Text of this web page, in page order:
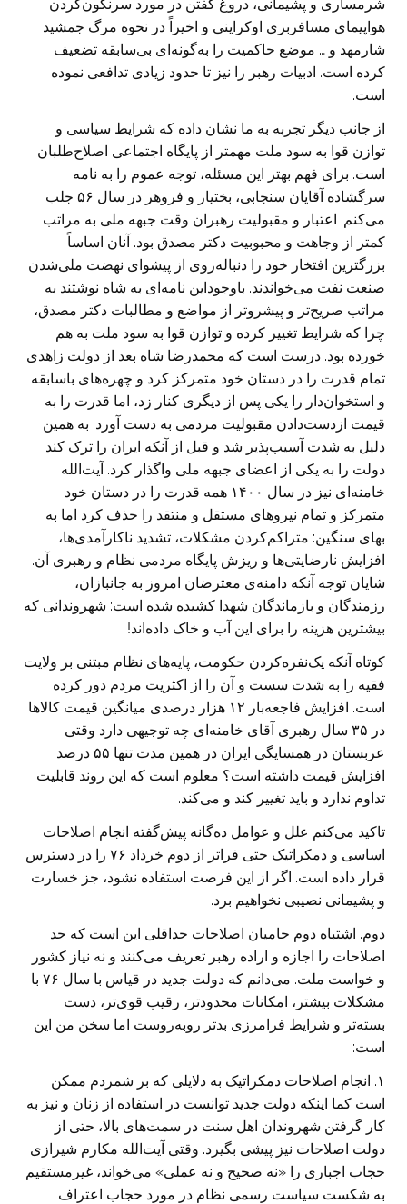
شرمساری و پشیمانی، دروغ گفتن در مورد سرنگون‌کردن
هواپیمای مسافربری اوکراینی و اخیراً در نحوه مرگ جمشید
شارمهد و … موضع حاکمیت را به‌گونه‌ای بی‌سابقه تضعیف
کرده است. ادبیات رهبر را نیز تا حدود زیادی تدافعی نموده
است.
از جانب دیگر تجربه به ما نشان داده که شرایط سیاسی و
توازن قوا به سود ملت مهمتر از پایگاه اجتماعی اصلاح‌طلبان
است. برای فهم بهتر این مسئله، توجه عموم را به نامه
سرگشاده آقایان سنجابی، بختیار و فروهر در سال ۵۶ جلب
می‌کنم. اعتبار و مقبولیت رهبران وقت جبهه ملی به مراتب
کمتر از وجاهت و محبوبیت دکتر مصدق بود. آنان اساساً
بزرگترین افتخار خود را دنباله‌روی از پیشوای نهضت ملی‌شدن
صنعت نفت می‌خواندند. باوجوداین نامه‌ای به شاه نوشتند به
مراتب صریح‌تر و پیشروتر از مواضع و مطالبات دکتر مصدق،
چرا که شرایط تغییر کرده و توازن قوا به سود ملت به هم
خورده بود. درست است که محمدرضا شاه بعد از دولت زاهدی
تمام قدرت را در دستان خود متمرکز کرد و چهره‌های باسابقه
و استخوان‌دار را یکی پس از دیگری کنار زد، اما قدرت را به
قیمت ازدست‌دادن مقبولیت مردمی به دست آورد. به همین
دلیل به شدت آسیب‌پذیر شد و قبل از آنکه ایران را ترک کند
دولت را به یکی از اعضای جبهه ملی واگذار کرد. آیت‌الله
خامنه‌ای نیز در سال ۱۴۰۰ همه قدرت را در دستان خود
متمرکز و تمام نیروهای مستقل و منتقد را حذف کرد اما به
بهای سنگین: متراکم‌کردن مشکلات، تشدید ناکارآمدی‌ها،
افزایش نارضایتی‌ها و ریزش پایگاه مردمی نظام و رهبری آن.
شایان توجه آنکه دامنه‌ی معترضان امروز به جانبازان،
رزمندگان و بازماندگان شهدا کشیده شده است: شهروندانی که
بیشترین هزینه را برای این آب و خاک داده‌اند!
کوتاه آنکه یک‌نفره‌کردن حکومت، پایه‌های نظام مبتنی بر ولایت
فقیه را به شدت سست و آن را از اکثریت مردم دور کرده
است. افزایش فاجعه‌بار ۱۲ هزار درصدی میانگین قیمت کالاها
در ۳۵ سال رهبری آقای خامنه‌ای چه توجیهی دارد وقتی
عربستان در همسایگی ایران در همین مدت تنها ۵۵ درصد
افزایش قیمت داشته است؟ معلوم است که این روند قابلیت
تداوم ندارد و باید تغییر کند و می‌کند.
تاکید می‌کنم علل و عوامل ده‌گانه پیش‌گفته انجام اصلاحات
اساسی و دمکراتیک حتی فراتر از دوم خرداد ۷۶ را در دسترس
قرار داده است. اگر از این فرصت استفاده نشود، جز خسارت
و پشیمانی نصیبی نخواهیم برد.
دوم. اشتباه دوم حامیان اصلاحات حداقلی این است که حد
اصلاحات را اجازه و اراده رهبر تعریف می‌کنند و نه نیاز کشور
و خواست ملت. می‌دانم که دولت جدید در قیاس با سال ۷۶ با
مشکلات بیشتر، امکانات محدودتر، رقیب قوی‌تر، دست
بسته‌تر و شرایط فرامرزی بدتر روبه‌روست اما سخن من این
است:
۱. انجام اصلاحات دمکراتیک به دلایلی که بر شمردم ممکن
است کما اینکه دولت جدید توانست در استفاده از زنان و نیز به
کار گرفتن شهروندان اهل سنت در سمت‌های بالا، حتی از
دولت اصلاحات نیز پیشی بگیرد. وقتی آیت‌الله مکارم شیرازی
حجاب اجباری را «نه صحیح و نه عملی» می‌خواند، غیرمستقیم
به شکست سیاست رسمی نظام در مورد حجاب اعتراف